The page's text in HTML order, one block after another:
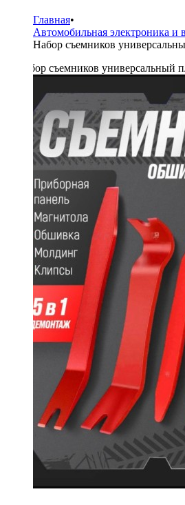
Главная•
Автомобильная электроника и
Набор съемников